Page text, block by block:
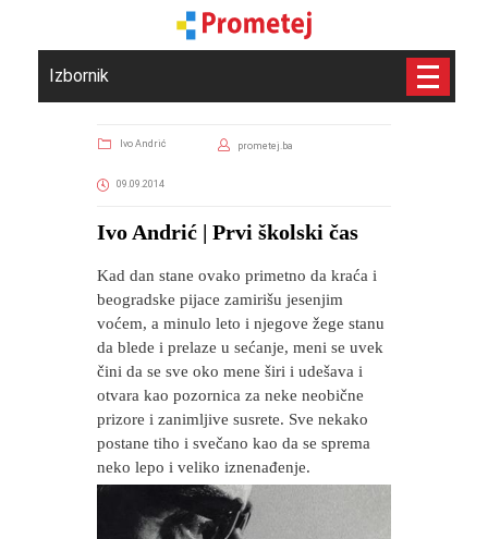
Izbornik
Ivo Andrić prometej.ba
09.09.2014
Ivo Andrić | Prvi školski čas
Kad dan stane ovako primetno da kraća i
beogradske pijace zamirišu jesenjim
voćem, a minulo leto i njegove žege stanu
da blede i prelaze u sećanje, meni se uvek
čini da se sve oko mene širi i udešava i
otvara kao pozornica za neke neobične
prizore i zanimljive susrete. Sve nekako
postane tiho i svečano kao da se sprema
neko lepo i veliko iznenađenje.